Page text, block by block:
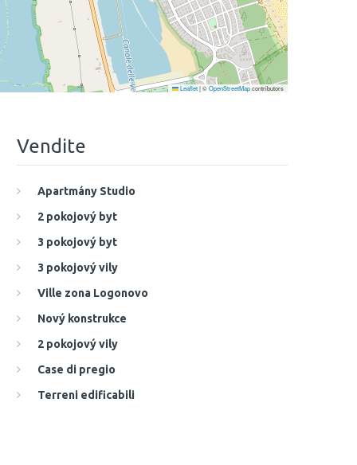
Leaflet|©OpenStreetMapcontributors
Vendite
Apartmány Studio
2 pokojový byt
3 pokojový byt
3 pokojový vily
Ville zona Logonovo
Nový konstrukce
2 pokojový vily
Case di pregio
Terreni edificabili